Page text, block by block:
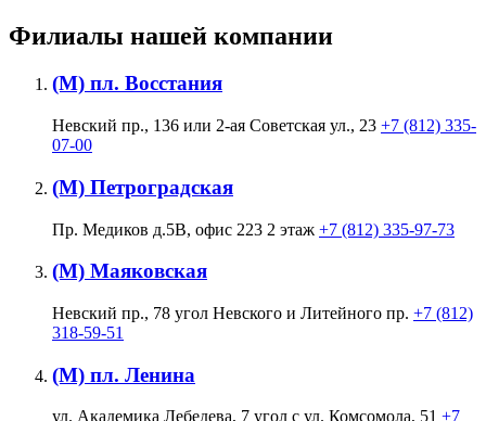
Филиалы нашей компании
(М) пл. Восстания
Невский пр., 136 или 2-ая Советская ул., 23 +7 (812) 335-
07-00
(М) Петроградская
Пр. Медиков д.5В, офис 223 2 этаж +7 (812) 335-97-73
(М) Маяковская
Невский пр., 78 угол Невского и Литейного пр. +7 (812)
318-59-51
(М) пл. Ленина
ул. Академика Лебедева, 7 угол с ул. Комсомола, 51 +7